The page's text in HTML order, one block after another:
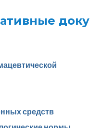
средств